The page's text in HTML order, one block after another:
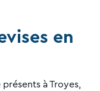
en
à Troyes,